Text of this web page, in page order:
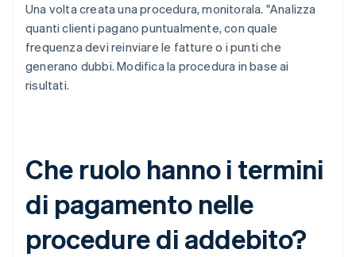
Una volta creata una procedura, monitorala. "Analizza
quanti clienti pagano puntualmente, con quale
frequenza devi reinviare le fatture o i punti che
generano dubbi. Modifica la procedura in base ai
risultati.
Che ruolo hanno i termini
di pagamento nelle
procedure di addebito?